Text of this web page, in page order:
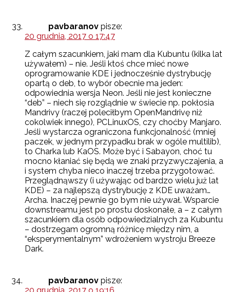
pavbaranov pisze:
20 grudnia, 2017 o 17:47
Z całym szacunkiem, jaki mam dla Kubuntu (kilka lat
używałem) – nie. Jeśli ktoś chce mieć nowe
oprogramowanie KDE i jednocześnie dystrybucję
opartą o deb, to wybór obecnie ma jeden:
odpowiednia wersja Neon. Jeśli nie jest konieczne
“deb” – niech się rozglądnie w świecie np. pokłosia
Mandrivy (raczej poleciłbym OpenMandrivę niż
cokolwiek innego), PCLinuxOS, czy choćby Manjaro.
Jeśli wystarcza ograniczona funkcjonalność (mniej
paczek, w jednym przypadku brak w ogóle multilib),
to Charka lub KaOS. Może być i Sabayon, choć tu
mocno kłaniać się będą we znaki przyzwyczajenia, a
i system chyba nieco inaczej trzeba przygotować.
Przeglądnąwszy (i używając od bardzo wielu już lat
KDE) – za najlepszą dystrybucję z KDE uważam…
Archa. Inaczej pewnie go bym nie używał. Wsparcie
downstreamu jest po prostu doskonałe, a – z całym
szacunkiem dla osób odpowiedzialnych za Kubuntu
– dostrzegam ogromną różnicę między nim, a
“eksperymentalnym” wdrożeniem wystroju Breeze
Dark.
pavbaranov pisze: